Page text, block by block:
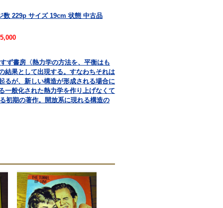
229p サイズ 19cm 状態 中古品
ず書房〈熱力学の方法を、平衡はも
果として出現する。すなわちそれは
るが、新しい構造が形成される場合に
般化された熱力学を作り上げなくて
初期の著作。開放系に現れる構造の